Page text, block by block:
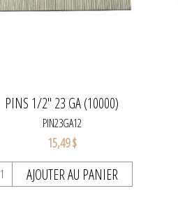
PINS 1/2" 23 GA (10000)
PIN23GA12
15,49 $
AJOUTER AU PANIER